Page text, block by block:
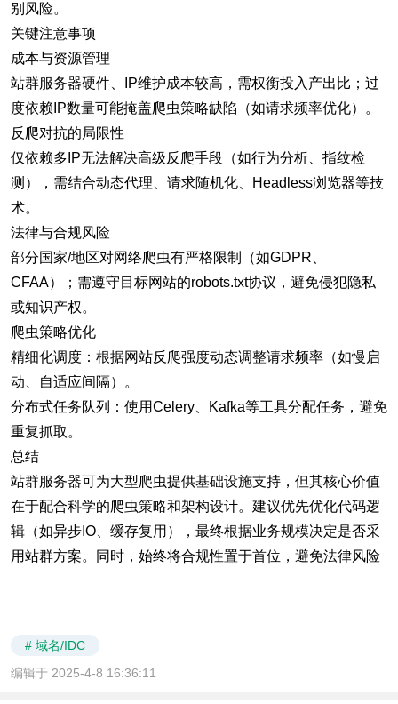
别风险。
关键注意事项
成本与资源管理
站群服务器硬件、IP维护成本较高，需权衡投入产出比；过
度依赖IP数量可能掩盖爬虫策略缺陷（如请求频率优化）。
反爬对抗的局限性
仅依赖多IP无法解决高级反爬手段（如行为分析、指纹检
测），需结合动态代理、请求随机化、Headless浏览器等技
术。
法律与合规风险
部分国家/地区对网络爬虫有严格限制（如GDPR、
CFAA）；需遵守目标网站的robots.txt协议，避免侵犯隐私
或知识产权。
爬虫策略优化
精细化调度：根据网站反爬强度动态调整请求频率（如慢启
动、自适应间隔）。
分布式任务队列：使用Celery、Kafka等工具分配任务，避免
重复抓取。
总结
站群服务器可为大型爬虫提供基础设施支持，但其核心价值
在于配合科学的爬虫策略和架构设计。建议优先优化代码逻
辑（如异步IO、缓存复用），最终根据业务规模决定是否采
用站群方案。同时，始终将合规性置于首位，避免法律风险
# 域名/IDC
编辑于 2025-4-8 16:36:11